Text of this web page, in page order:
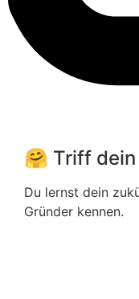
🤗 Triff
Du lernst dein
Gründer kennen.